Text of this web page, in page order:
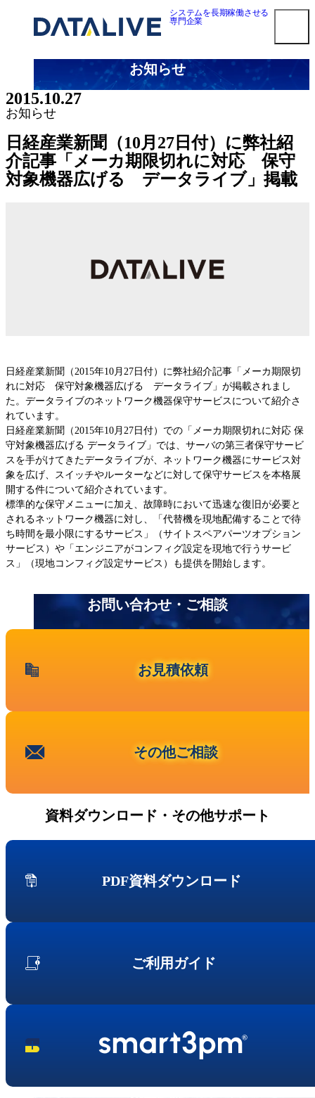
プ
システムを長期稼働させる
専門企業
smart3pm ログイン
対応メーカー
Dell EMC 第三者保守
HPE 第三者保守
NetApp 第三者保守
Oracle第三者保守
Juniper 第三者保守
NEC 第三者保守
EMC
Dell PowerEdge
HPEストレージ
HPEスイッチ
HPEサーバー
Oracleサーバー
Ciscoルータ
Cisco Catalyst
Ciscoワイヤレス
Ciscoファイアウォール
Cisco UCSサーバー
Juniper EX・QFX
Juniper SRX・SSG
Allied Telesis、YAMAHA、Fortinet
NEC
サービス
データセンター撤去/買取
データライブの保守品質
国内最大の保守パーツ備蓄量
導入事例
データライブの考えるセキュリティ
会社概要
事業内容
代表メッセージ
お知らせ
2015.10.27
お知らせ
​日経産業新聞（10月27日付）に弊社紹
介記事「メーカ期限切れに対応 保守
対象機器広げる データライブ」掲載
日経産業新聞（2015年10月27日付）に弊社紹介記事「メーカ期限切
れに対応 保守対象機器広げる データライブ」が掲載されまし
た。データライブのネットワーク機器保守サービスについて紹介さ
れています。
日経産業新聞（2015年10月27日付）での「メーカ期限切れに対応 保
守対象機器広げる データライブ」では、サーバの第三者保守サービ
スを手がけてきたデータライブが、ネットワーク機器にサービス対
象を広げ、スイッチやルーターなどに対して保守サービスを本格展
開する件について紹介されています。
標準的な保守メニューに加え、故障時において迅速な復旧が必要と
されるネットワーク機器に対し、「代替機を現地配備することで待
ち時間を最小限にするサービス」（サイトスペアパーツオプション
サービス）や「エンジニアがコンフィグ設定を現地で行うサービ
ス」（現地コンフィグ設定サービス）も提供を開始します。
お問い合わせ・ご相談
お見積依頼
その他ご相談
資料ダウンロード・その他サポート
PDF資料ダウンロード
ご利用ガイド